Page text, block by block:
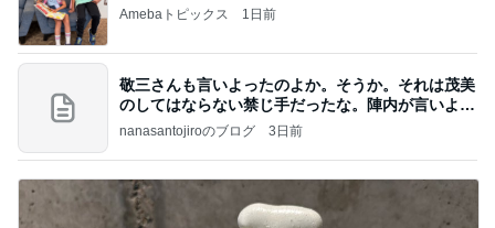
Amebaトピックス 1日前
敬三さんも言いよったのよか。そうか。それは茂美
のしてはならない禁じ手だったな。陣内が言いよる
のよ
nanasantojiroのブログ 3日前